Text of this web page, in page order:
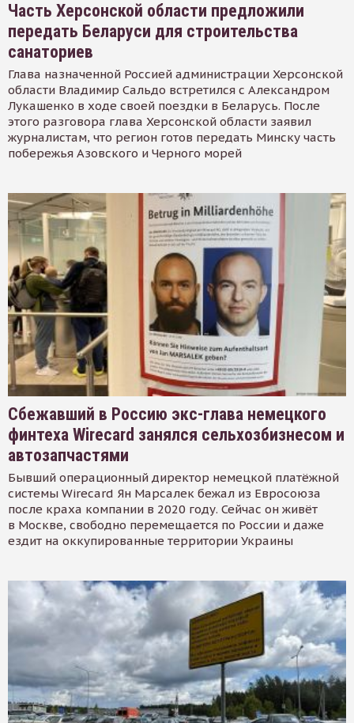
Часть Херсонской области предложили
передать Беларуси для строительства
санаториев
Глава назначенной Россией администрации Херсонской
области Владимир Сальдо встретился с Александром
Лукашенко в ходе своей поездки в Беларусь. После
этого разговора глава Херсонской области заявил
журналистам, что регион готов передать Минску часть
побережья Азовского и Черного морей
Сбежавший в Россию экс-глава немецкого
финтеха Wirecard занялся сельхозбизнесом и
автозапчастями
Бывший операционный директор немецкой платёжной
системы Wirecard Ян Марсалек бежал из Евросоюза
после краха компании в 2020 году. Сейчас он живёт
в Москве, свободно перемещается по России и даже
ездит на оккупированные территории Украины